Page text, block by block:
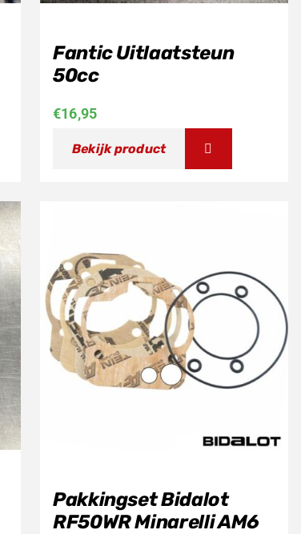
Fantic Uitlaatsteun
50cc
€16,95
Bekijk product
Pakkingset Bidalot
RF50WR Minarelli AM6